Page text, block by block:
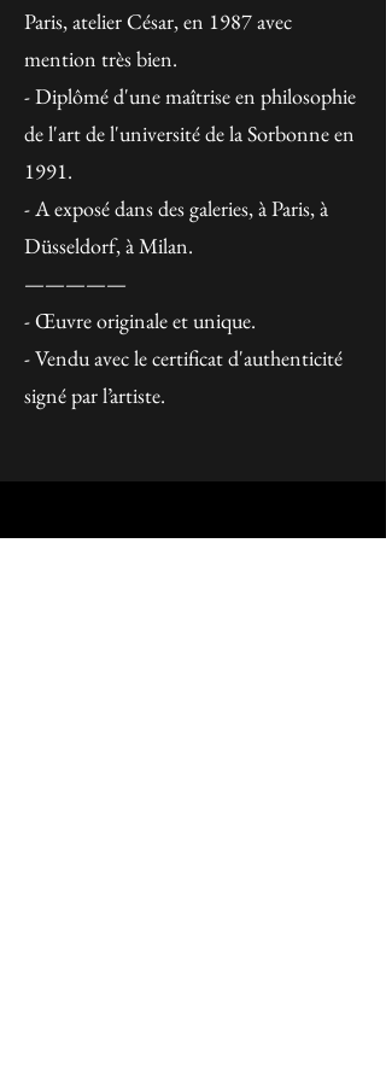
Paris, atelier César, en 1987 avec
mention très bien.
- Diplômé d'une maîtrise en philosophie
de l'art de l'université de la Sorbonne en
1991.
- A exposé dans des galeries, à Paris, à
Düsseldorf, à Milan.
—————
- Œuvre originale et unique.
- Vendu avec le certificat d'authenticité
signé par l’artiste.